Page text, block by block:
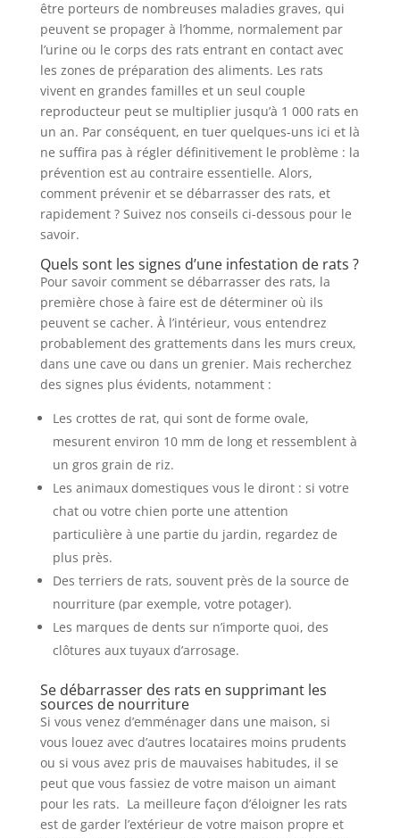
être porteurs de nombreuses maladies graves, qui
peuvent se propager à l’homme, normalement par
l’urine ou le corps des rats entrant en contact avec
les zones de préparation des aliments. Les rats
vivent en grandes familles et un seul couple
reproducteur peut se multiplier jusqu’à 1 000 rats en
un an. Par conséquent, en tuer quelques-uns ici et là
ne suffira pas à régler définitivement le problème : la
prévention est au contraire essentielle. Alors,
comment prévenir et se débarrasser des rats, et
rapidement ? Suivez nos conseils ci-dessous pour le
savoir.
Quels sont les signes d’une infestation de rats ?
Pour savoir comment se débarrasser des rats, la
première chose à faire est de déterminer où ils
peuvent se cacher. À l’intérieur, vous entendrez
probablement des grattements dans les murs creux,
dans une cave ou dans un grenier. Mais recherchez
des signes plus évidents, notamment :
Les crottes de rat, qui sont de forme ovale,
mesurent environ 10 mm de long et ressemblent à
un gros grain de riz.
Les animaux domestiques vous le diront : si votre
chat ou votre chien porte une attention
particulière à une partie du jardin, regardez de
plus près.
Des terriers de rats, souvent près de la source de
nourriture (par exemple, votre potager).
Les marques de dents sur n’importe quoi, des
clôtures aux tuyaux d’arrosage.
Se débarrasser des rats en supprimant les
sources de nourriture
Si vous venez d’emménager dans une maison, si
vous louez avec d’autres locataires moins prudents
ou si vous avez pris de mauvaises habitudes, il se
peut que vous fassiez de votre maison un aimant
pour les rats. La meilleure façon d’éloigner les rats
est de garder l’extérieur de votre maison propre et